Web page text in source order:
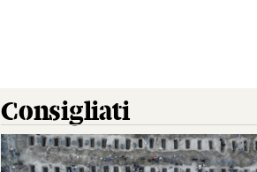
Consigliati